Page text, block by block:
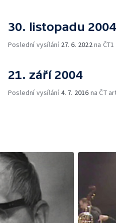
30. listopadu 2004
Poslední vysílání 27. 6. 2022 na ČT1
21. září 2004
Poslední vysílání4. 7. 2016 na ČT